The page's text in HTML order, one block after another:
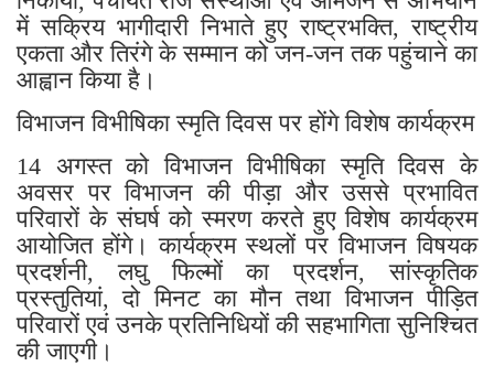
में सक्रिय भागीदारी निभाते हुए राष्ट्रभक्ति, राष्ट्रीय
एकता और तिरंगे के सम्मान को जन-जन तक पहुंचाने का
आह्वान किया है।
विभाजन विभीषिका स्मृति दिवस पर होंगे विशेष कार्यक्रम
14 अगस्त को विभाजन विभीषिका स्मृति दिवस के
अवसर पर विभाजन की पीड़ा और उससे प्रभावित
परिवारों के संघर्ष को स्मरण करते हुए विशेष कार्यक्रम
आयोजित होंगे। कार्यक्रम स्थलों पर विभाजन विषयक
प्रदर्शनी, लघु फिल्मों का प्रदर्शन, सांस्कृतिक
प्रस्तुतियां, दो मिनट का मौन तथा विभाजन पीड़ित
परिवारों एवं उनके प्रतिनिधियों की सहभागिता सुनिश्चित
की जाएगी।